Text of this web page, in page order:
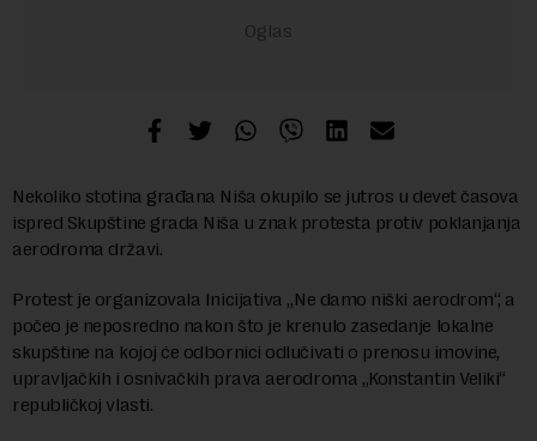
Nekoliko stotina građana Niša okupilo se jutros u devet časova
ispred Skupštine grada Niša u znak protesta protiv poklanjanja
aerodroma državi.
Protest je organizovala Inicijativa „Ne damo niški aerodrom“, a
počeo je neposredno nakon što je krenulo zasedanje lokalne
skupštine na kojoj će odbornici odlučivati o prenosu imovine,
upravljačkih i osnivačkih prava aerodroma „Konstantin Veliki“
republičkoj vlasti.